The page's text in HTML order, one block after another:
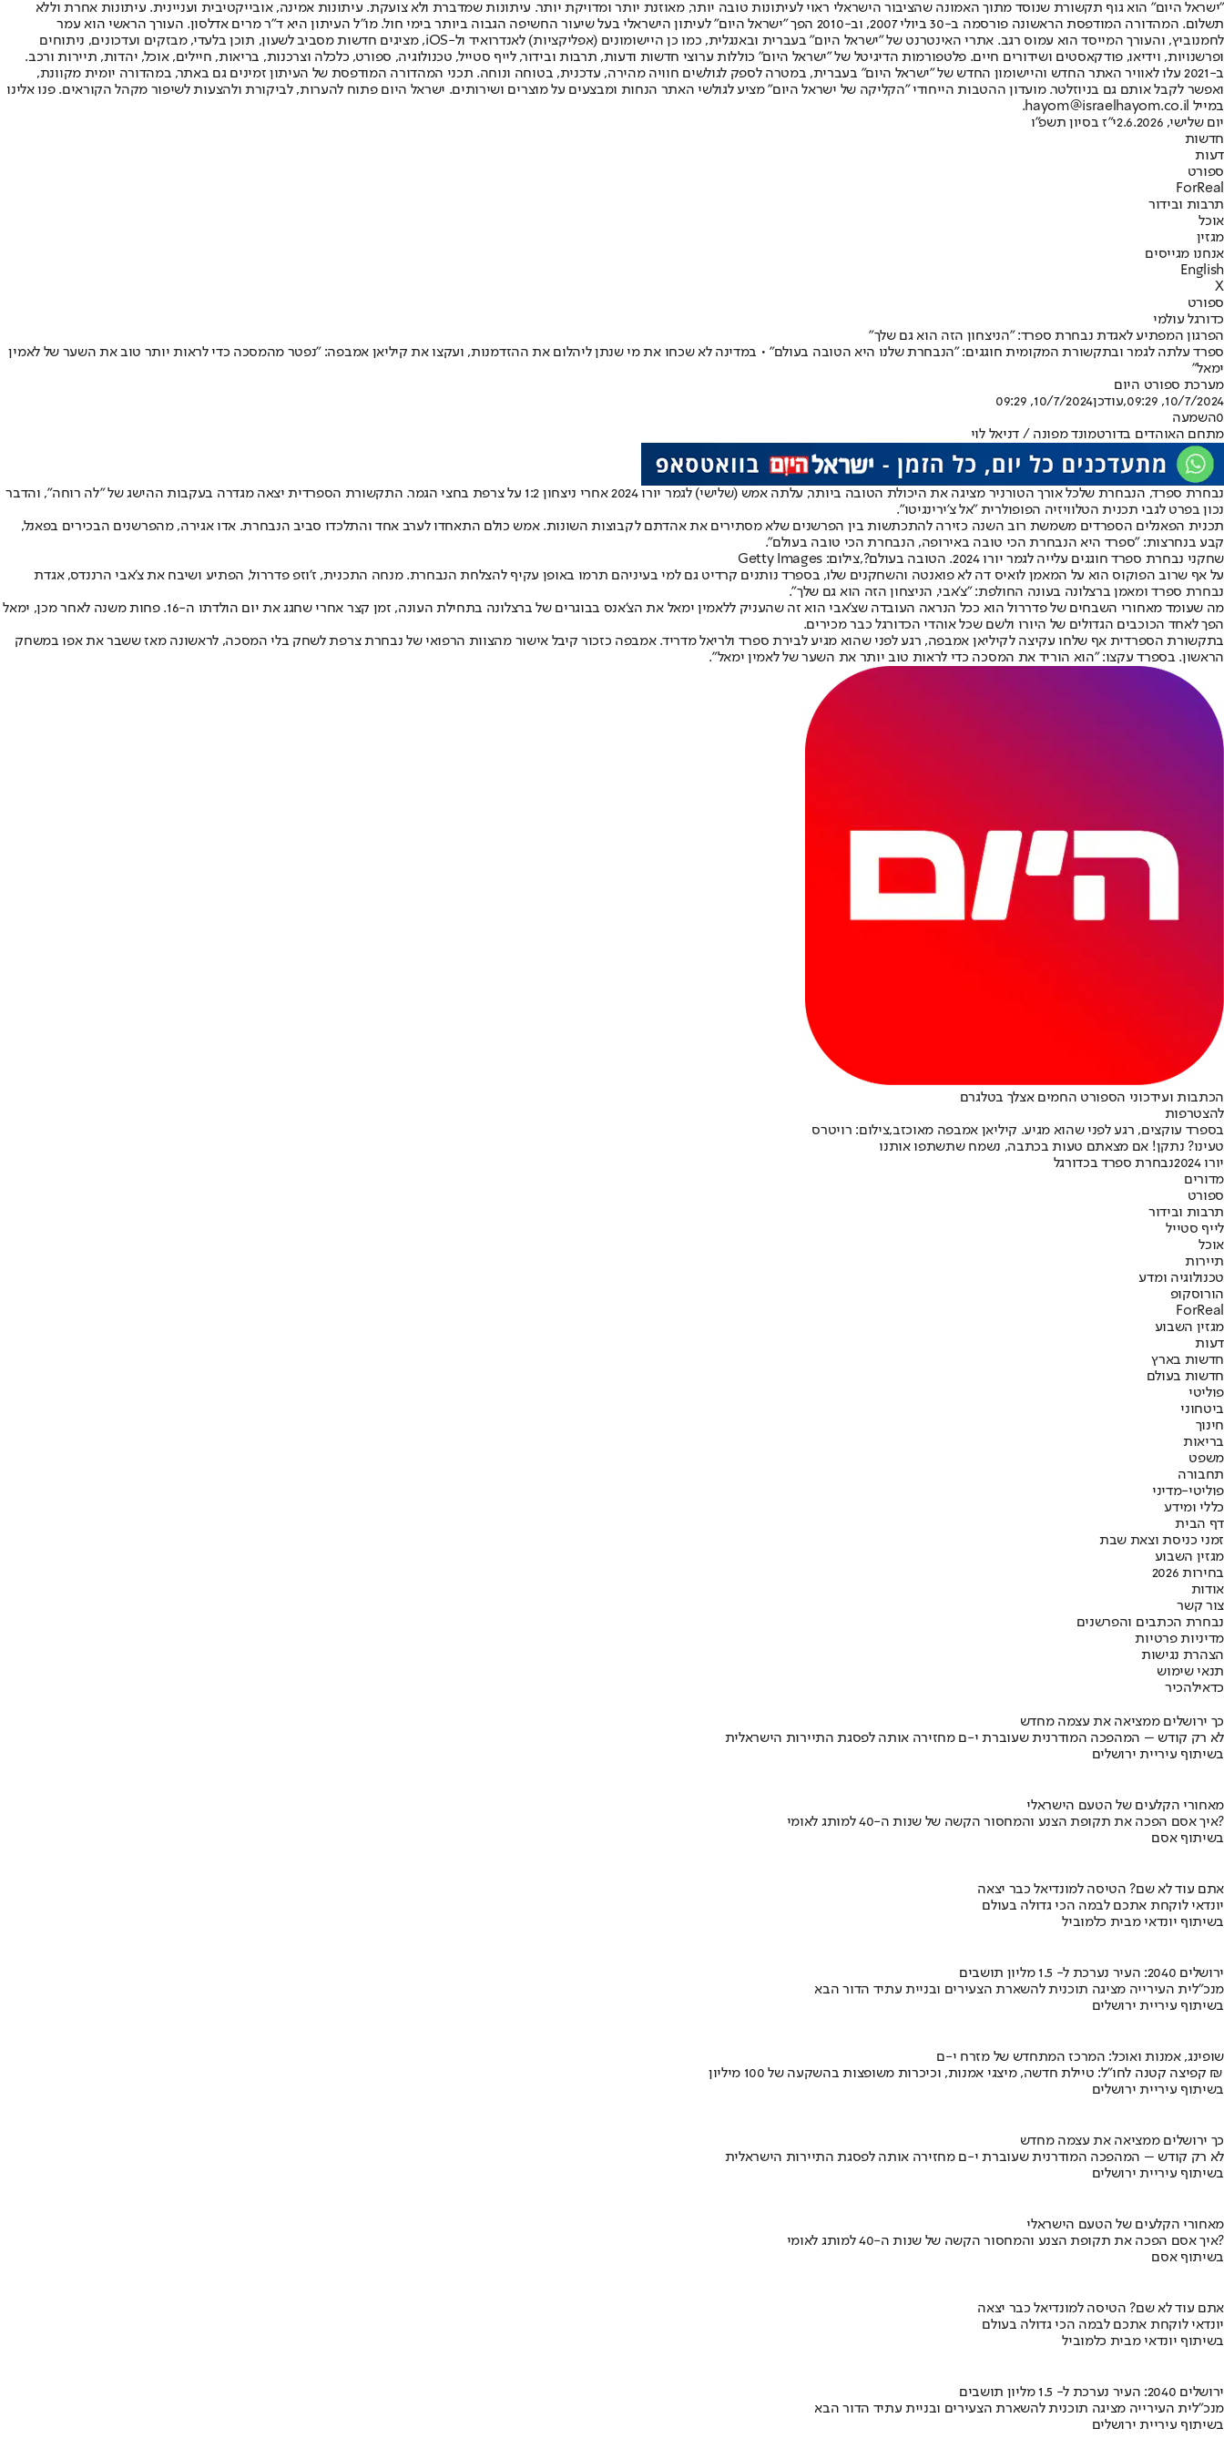
"ישראל היום" הוא גוף תקשורת שנוסד מתוך האמונה שהציבור הישראלי ראוי לעיתונות טובה יותר, מאוזנת יותר ומדויקת יותר. עיתונות שמדברת ולא צועקת. עיתונות אמינה, אובייקטיבית ועניינית. עיתונות אחרת וללא
תשלום. המהדורה המודפסת הראשונה פורסמה ב-30 ביולי 2007, וב-2010 הפך "ישראל היום" לעיתון הישראלי בעל שיעור החשיפה הגבוה ביותר בימי חול. מו"ל העיתון היא ד"ר מרים אדלסון. העורך הראשי הוא עמר
לחמנוביץ, והעורך המייסד הוא עמוס רגב. אתרי האינטרנט של "ישראל היום" בעברית ובאנגלית, כמו כן היישומונים (אפליקציות) לאנדרואיד ול-iOS, מציגים חדשות מסביב לשעון, תוכן בלעדי, מבזקים ועדכונים, ניתוחים
ופרשנויות, וידיאו, פודקאסטים ושידורים חיים. פלטפורמות הדיגיטל של "ישראל היום" כוללות ערוצי חדשות ודעות, תרבות ובידור, לייף סטייל, טכנולוגיה, ספורט, כלכלה וצרכנות, בריאות, חיילים, אוכל, יהדות, תיירות ורכב.
ב-2021 עלו לאוויר האתר החדש והיישומון החדש של "ישראל היום" בעברית, במטרה לספק לגולשים חוויה מהירה, עדכנית, בטוחה ונוחה. תכני המהדורה המודפסת של העיתון זמינים גם באתר, במהדורה יומית מקוונת,
ואפשר לקבל אותם גם בניוזלטר. מועדון ההטבות הייחודי "הקליקה של ישראל היום" מציע לגולשי האתר הנחות ומבצעים על מוצרים ושירותים. ישראל היום פתוח להערות, לביקורת ולהצעות לשיפור מקהל הקוראים. פנו אלינו
במייל hayom@israelhayom.co.il.
יום שלישי, 2.6.2026
י"ז בסיון תשפ"ו
חדשות
דעות
ספורט
ForReal
תרבות ובידור
אוכל
מגזין
אנחנו מגייסים
English
X
ספורט
כדורגל עולמי
הפרגון המפתיע לאגדת נבחרת ספרד: "הניצחון הזה הוא גם שלך"
ספרד עלתה לגמר ובתקשורת המקומית חוגגים: "הנבחרת שלנו היא הטובה בעולם" • במדינה לא שכחו את מי שנתן ליהלום את ההזדמנות, ועקצו את קיליאן אמבפה: "נפטר מהמסכה כדי לראות יותר טוב את השער של לאמין
ימאל"
מערכת ספורט היום
10/7/2024, 09:29
,עודכן10/7/2024, 09:29
0השמעה
מתחם האוהדים בדורטמונד מפונה / דניאל לוי
נבחרת ספרד, הנבחרת שלכל אורך הטורניר מציגה את היכולת הטובה ביותר, עלתה אמש (שלישי) לגמר יורו 2024 אחרי ניצחון 1:2 על צרפת בחצי הגמר. התקשורת הספרדית יצאה מגדרה בעקבות ההישג של "לה רוחה", והדבר
נכון בפרט לגבי תכנית הטלוויזיה הפופולרית "אל צ'ירינגיטו".
תכנית הפאנלים הספרדים משמשת רוב השנה כזירה להתכתשות בין הפרשנים שלא מסתירים את אהדתם לקבוצות השונות. אמש כולם התאחדו לערב אחד והתלכדו סביב הנבחרת. אדו אגירה, מהפרשנים הבכירים בפאנל,
קבע בנחרצות: "ספרד היא הנבחרת הכי טובה באירופה, הנבחרת הכי טובה בעולם".
שחקני נבחרת ספרד חוגגים עלייה לגמר יורו 2024. הטובה בעולם?,צילום: Getty Images
על אף שרוב הפוקוס הוא על המאמן לואיס דה לא פואנטה והשחקנים שלו, בספרד נותנים קרדיט גם למי בעיניהם תרמו באופן עקיף להצלחת הנבחרת. מנחה התכנית, ז'וזפ פדררול, הפתיע ושיבח את צ'אבי הרננדס, אגדת
נבחרת ספרד ומאמן ברצלונה בעונה החולפת: "צ'אבי, הניצחון הזה הוא גם שלך".
מה שעומד מאחורי השבחים של פדררול הוא ככל הנראה העובדה שצ'אבי הוא זה שהעניק ללאמין ימאל את הצ'אנס בבוגרים של ברצלונה בתחילת העונה, זמן קצר אחרי שחגג את יום הולדתו ה-16. פחות משנה לאחר מכן, ימאל
הפך לאחד הכוכבים הגדולים של היורו ולשם שכל אוהדי הכדורגל כבר מכירים.
בתקשורת הספרדית אף שלחו עקיצה לקיליאן אמבפה, רגע לפני שהוא מגיע לבירת ספרד ולריאל מדריד. אמבפה כזכור קיבל אישור מהצוות הרפואי של נבחרת צרפת לשחק בלי המסכה, לראשונה מאז ששבר את אפו במשחק
הראשון. בספרד עקצו: "הוא הוריד את המסכה כדי לראות טוב יותר את השער של לאמין ימאל".
הכתבות ועידכוני הספורט החמים אצלך בטלגרם
להצטרפות
בספרד עוקצים, רגע לפני שהוא מגיע. קיליאן אמבפה מאוכזב,צילום: רויטרס
טעינו? נתקן! אם מצאתם טעות בכתבה, נשמח שתשתפו אותנו
יורו 2024
נבחרת ספרד בכדורגל
מדורים
ספורט
תרבות ובידור
לייף סטייל
אוכל
תיירות
טכנולוגיה ומדע
הורוסקופ
ForReal
מגזין השבוע
דעות
חדשות בארץ
חדשות בעולם
פוליטי
ביטחוני
חינוך
בריאות
משפט
תחבורה
פוליטי-מדיני
כללי ומידע
דף הבית
זמני כניסת וצאת שבת
מגזין השבוע
בחירות 2026
אודות
צור קשר
נבחרת הכתבים והפרשנים
מדיניות פרטיות
הצהרת נגישות
תנאי שימוש
כדאילהכיר
כך ירושלים ממציאה את עצמה מחדש
לא רק קודש – המהפכה המודרנית שעוברת י-ם מחזירה אותה לפסגת התיירות הישראלית
בשיתוף עיריית ירושלים
מאחורי הקלעים של הטעם הישראלי
איך אסם הפכה את תקופת הצנע והמחסור הקשה של שנות ה-40 למותג לאומי?
בשיתוף אסם
אתם עוד לא שם? הטיסה למונדיאל כבר יצאה
יונדאי לוקחת אתכם לבמה הכי גדולה בעולם
בשיתוף יונדאי מבית כלמוביל
ירושלים 2040: העיר נערכת ל- 1.5 מליון תושבים
מנכ"לית העירייה מציגה תוכנית להשארת הצעירים ובניית עתיד הדור הבא
בשיתוף עיריית ירושלים
שופינג, אמנות ואוכל: המרכז המתחדש של מזרח י-ם
קפיצה קטנה לחו"ל: טיילת חדשה, מיצגי אמנות, וכיכרות משופצות בהשקעה של 100 מיליון ₪
בשיתוף עיריית ירושלים
כך ירושלים ממציאה את עצמה מחדש
לא רק קודש – המהפכה המודרנית שעוברת י-ם מחזירה אותה לפסגת התיירות הישראלית
בשיתוף עיריית ירושלים
מאחורי הקלעים של הטעם הישראלי
איך אסם הפכה את תקופת הצנע והמחסור הקשה של שנות ה-40 למותג לאומי?
בשיתוף אסם
אתם עוד לא שם? הטיסה למונדיאל כבר יצאה
יונדאי לוקחת אתכם לבמה הכי גדולה בעולם
בשיתוף יונדאי מבית כלמוביל
ירושלים 2040: העיר נערכת ל- 1.5 מליון תושבים
מנכ"לית העירייה מציגה תוכנית להשארת הצעירים ובניית עתיד הדור הבא
בשיתוף עיריית ירושלים